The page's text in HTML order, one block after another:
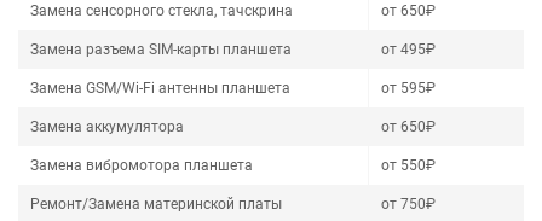
Замена сенсорного стекла, тачскрина от 650₽
Замена разъема SIM-карты планшета от 495₽
Замена GSM/Wi-Fi антенны планшета от 595₽
Замена аккумулятора от 650₽
Замена вибромотора планшета от 550₽
Ремонт/Замена материнской платы от 750₽